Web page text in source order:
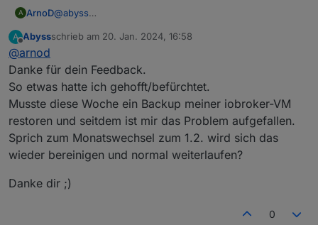
A ArnoD@abyss
nur für den aktuellen Monat gelöscht.
Vorjahr in der Ansicht Januar haben.
Wenn du am 01.01. auf Februar umschaltest, siehst du
noch die Werte Februar vom Vorjahr.
A
Offline
Abyssschrieb am 20. Jan. 2024, 16:58
zuletzt editiert von
@arnod
Danke für dein Feedback.
So etwas hatte ich gehofft/befürchtet.
Musste diese Woche ein Backup meiner iobroker-VM
restoren und seitdem ist mir das Problem aufgefallen.
Sprich zum Monatswechsel zum 1.2. wird sich das
wieder bereinigen und normal weiterlaufen?
Danke dir ;)
0